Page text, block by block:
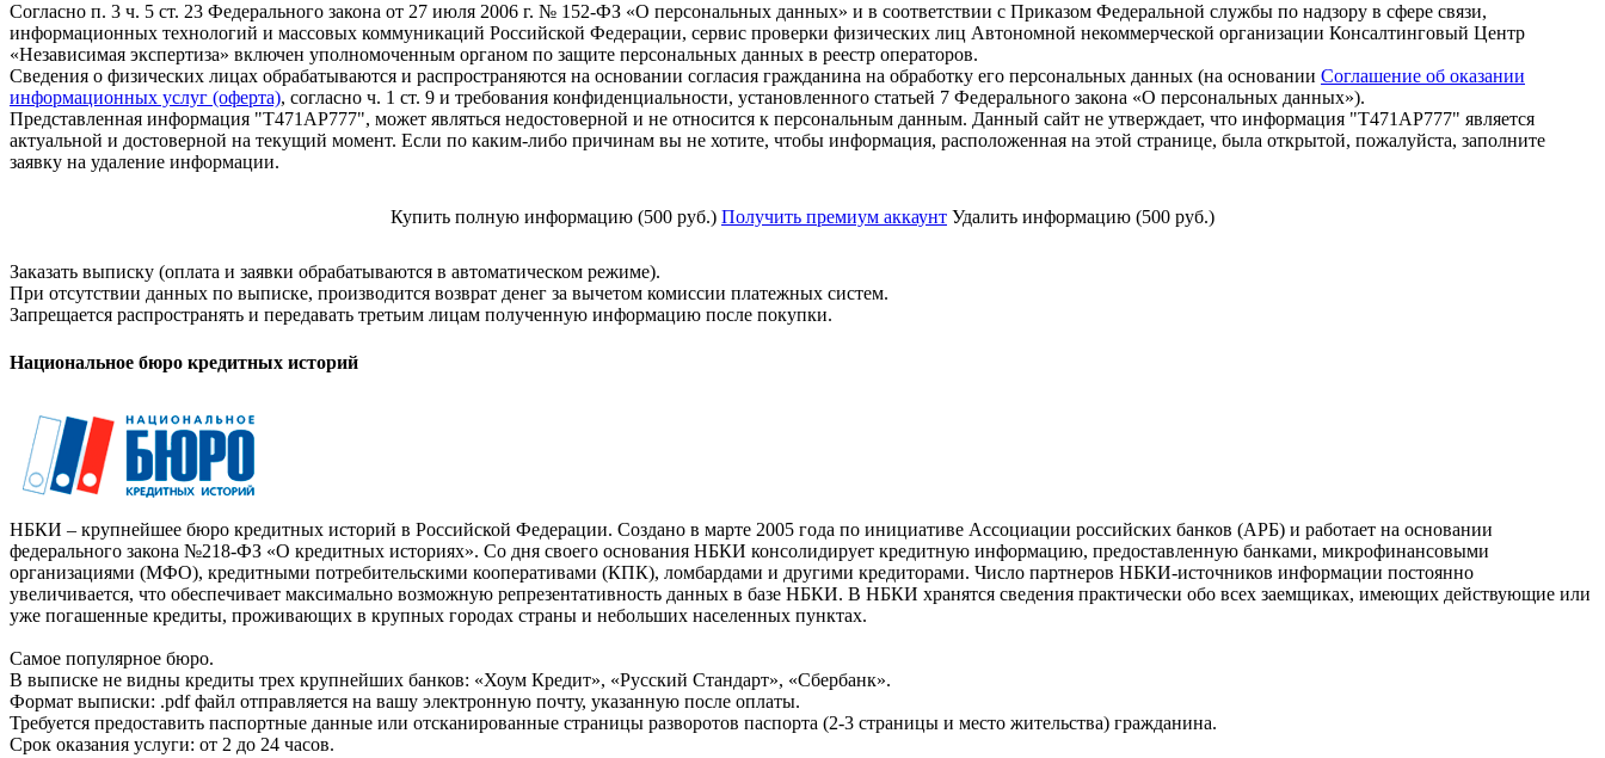
Согласно п. 3 ч. 5 ст. 23 Федерального закона от 27 июля 2006 г. № 152-ФЗ «О персональных данных» и в соответствии с Приказом Федеральной службы по надзору в сфере связи,
информационных технологий и массовых коммуникаций Российской Федерации, сервис проверки физических лиц Автономной некоммерческой организации Консалтинговый Центр
«Независимая экспертиза» включен уполномоченным органом по защите персональных данных в реестр операторов.
Сведения о физических лицах обрабатываются и распространяются на основании согласия гражданина на обработку его персональных данных (на основании Соглашение об оказании
информационных услуг (оферта), согласно ч. 1 ст. 9 и требования конфиденциальности, установленного статьей 7 Федерального закона «О персональных данных»).
Представленная информация "Т471АР777", может являться недостоверной и не относится к персональным данным. Данный сайт не утверждает, что информация "Т471АР777" является
актуальной и достоверной на текущий момент. Если по каким-либо причинам вы не хотите, чтобы информация, расположенная на этой странице, была открытой, пожалуйста, заполните
заявку на удаление информации.
Купить полную информацию (500 руб.) Получить премиум аккаунт Удалить информацию (500 руб.)
Заказать выписку (оплата и заявки обрабатываются в автоматическом режиме).
При отсутствии данных по выписке, производится возврат денег за вычетом комиссии платежных систем.
Запрещается распространять и передавать третьим лицам полученную информацию после покупки.
Национальное бюро кредитных историй
НБКИ – крупнейшее бюро кредитных историй в Российской Федерации. Создано в марте 2005 года по инициативе Ассоциации российских банков (АРБ) и работает на основании
федерального закона №218-ФЗ «О кредитных историях». Со дня своего основания НБКИ консолидирует кредитную информацию, предоставленную банками, микрофинансовыми
организациями (МФО), кредитными потребительскими кооперативами (КПК), ломбардами и другими кредиторами. Число партнеров НБКИ-источников информации постоянно
увеличивается, что обеспечивает максимально возможную репрезентативность данных в базе НБКИ. В НБКИ хранятся сведения практически обо всех заемщиках, имеющих действующие или
уже погашенные кредиты, проживающих в крупных городах страны и небольших населенных пунктах.
Самое популярное бюро.
В выписке не видны кредиты трех крупнейших банков: «Хоум Кредит», «Русский Стандарт», «Сбербанк».
Формат выписки: .pdf файл отправляется на вашу электронную почту, указанную после оплаты.
Требуется предоставить паспортные данные или отсканированные страницы разворотов паспорта (2-3 страницы и место жительства) гражданина.
Срок оказания услуги: от 2 до 24 часов.